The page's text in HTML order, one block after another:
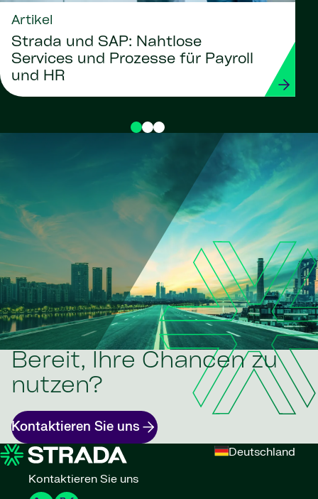
Artikel
Strada und SAP: Nahtlose
Services und Prozesse für Payroll
und HR
Bereit, Ihre Chancen zu
nutzen?
Kontaktieren Sie uns
Deutschland
Kontaktieren Sie uns